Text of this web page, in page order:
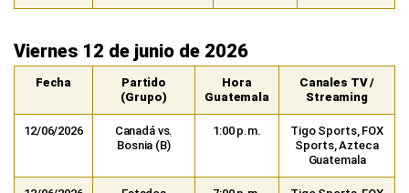
Viernes 12 de junio de 2026
Fecha
Partido
(Grupo)
Hora
Guatemala
Canales TV /
Streaming
12/06/2026
Canadá vs.
Bosnia (B)
1:00 p.m.
Tigo Sports, FOX
Sports, Azteca
Guatemala